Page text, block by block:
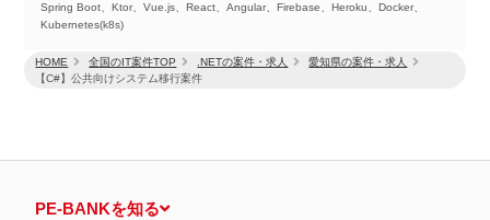
HOME 全国のIT案件TOP .NETの案件・求人
愛知県の案件・求人
【C#】公共向けシステム移行案件
Spring Boot、Ktor、Vue.js、React、Angular、Firebase、Heroku、Docker、
Kubernetes(k8s)
PE-BANKを知る